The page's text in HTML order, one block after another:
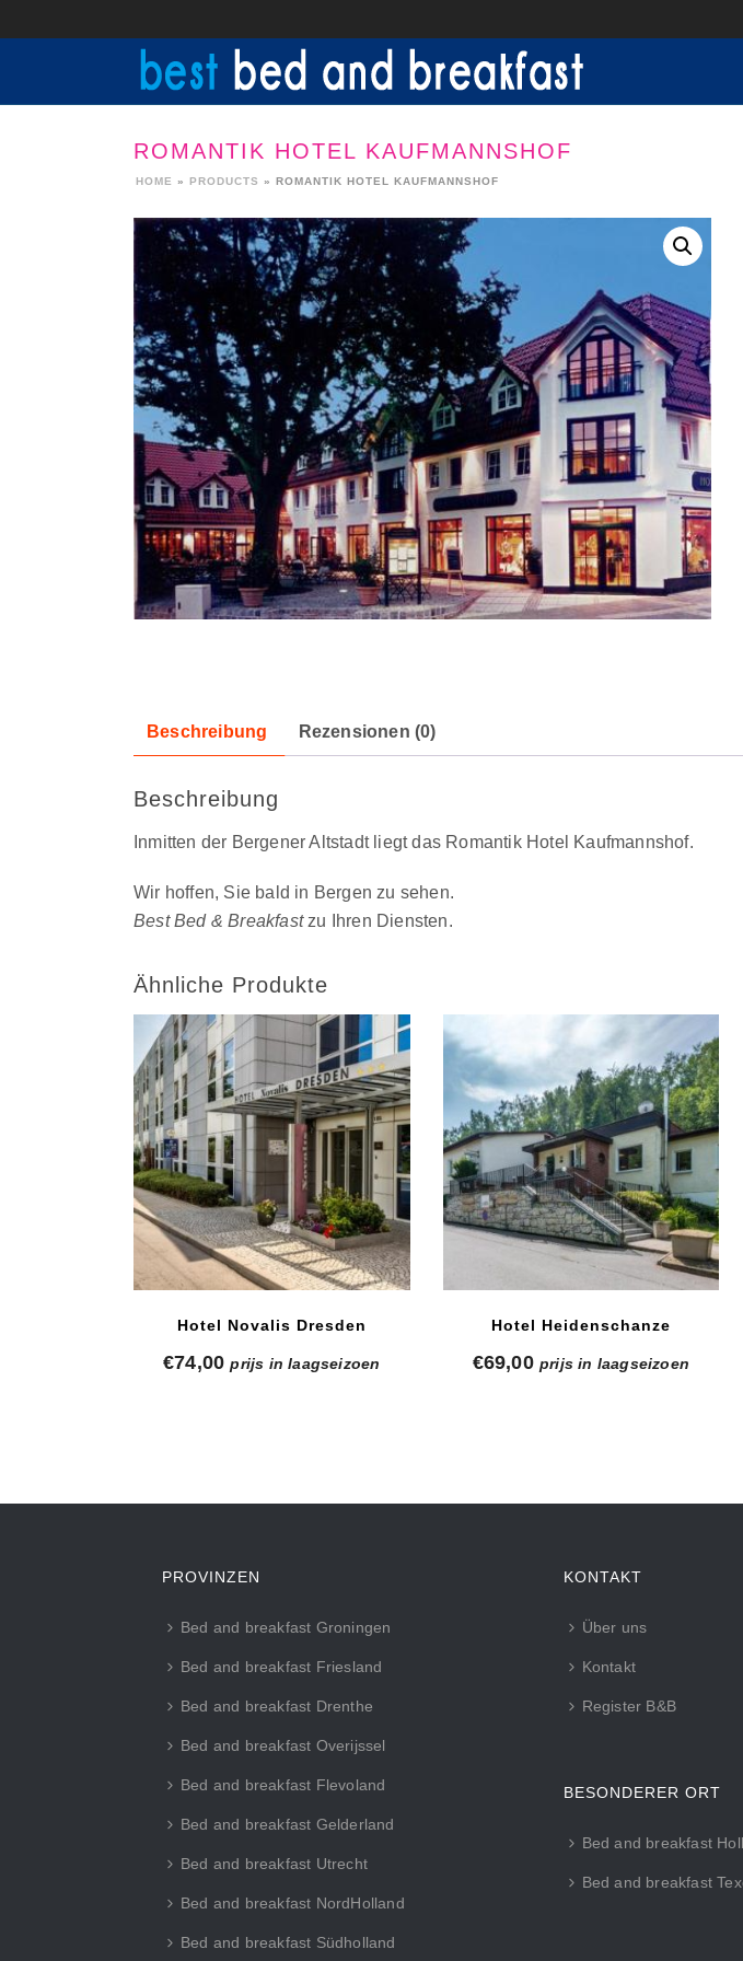
ROMANTIK HOTEL KAUFMANNSHOF
HOME » PRODUCTS » ROMANTIK HOTEL KAUFMANNSHOF
Beschreibung Rezensionen (0)
Beschreibung
Inmitten der Bergener Altstadt liegt das Romantik Hotel Kaufmannshof.
Wir hoffen, Sie bald in Bergen zu sehen.
Best Bed & Breakfastzu Ihren Diensten.
Ähnliche Produkte
Hotel Novalis Dresden
€74,00 prijs in laagseizoen
Hotel Heidenschanze
€69,00 prijs in laagseizoen
PROVINZEN
Bed and breakfast Groningen
Bed and breakfast Friesland
Bed and breakfast Drenthe
Bed and breakfast Overijssel
Bed and breakfast Flevoland
Bed and breakfast Gelderland
Bed and breakfast Utrecht
Bed and breakfast NordHolland
Bed and breakfast Südholland
KONTAKT
Über uns
Kontakt
Register B&B
BESONDERER ORT
Bed and breakfast
Bed and breakfast